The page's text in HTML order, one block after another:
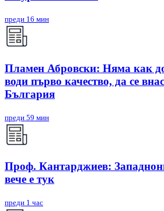
преди 16 мин
Пламен Абровски: Няма как
води първо качество, да се
България
преди 59 мин
Проф. Кантарджиев:
вече е тук
преди 1 час